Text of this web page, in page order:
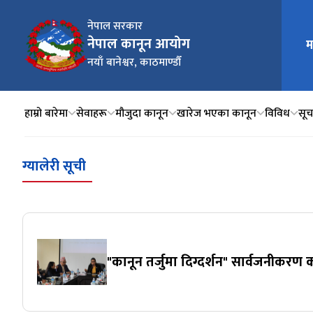
नेपाल सरकार
नेपाल कानून आयोग
नयाँ बानेश्वर, काठमाण्डौँ
मुख्य
हाम्रो बारेमा सेवाहरू मौजुदा कानून खारेज भएका कानून विविध
ग्यालेरी सूची
"कानून तर्जुमा दिग्दर्शन" सार्वजनीकरण